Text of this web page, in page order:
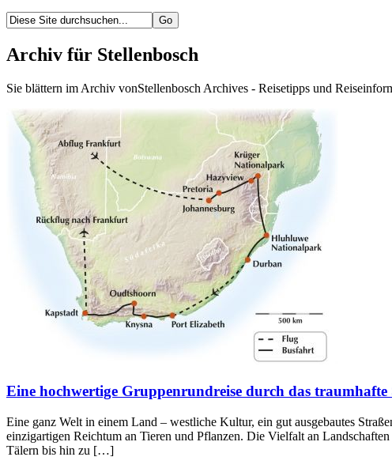
Archiv für Stellenbosch
Sie blättern im Archiv vonStellenbosch Archives - Reisetipps und
Eine hochwertige Gruppenrundreise durch das
Eine ganz Welt in einem Land – westliche Kultur, ein gut ausgebautes
einzigartigen Reichtum an Tieren und Pflanzen. Die Vielfalt an
Tälern bis hin zu […]